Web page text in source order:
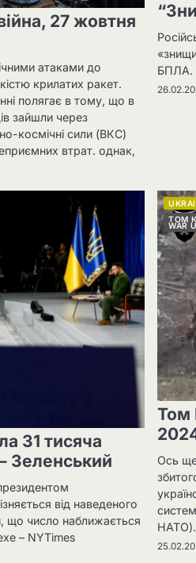
27 жовтня
атаками до
крилатих ракет.
полягає в тому, що в
зайшли через
космічні сили (ВКС)
втрат. однак,
БПЛА.
31 тисяча
Зеленський
від наведеного
що число наближається
– NYTimes
ТОМ
WAR
Том
Ось
НАТО).